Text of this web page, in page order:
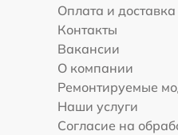
Оплата и доставка
Контакты
Вакансии
О компании
Ремонтируемые
Наши услуги
Согласие на